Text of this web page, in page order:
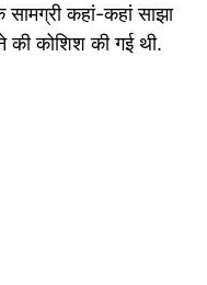
सामग्री कहां-कहां साझा
की कोशिश की गई थी.